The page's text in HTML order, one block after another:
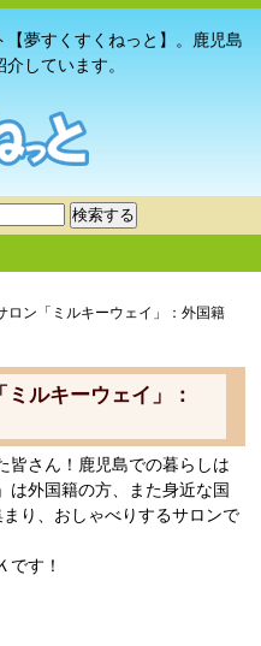
夢すくすくねっと】。鹿児島
しています。
検索する
ロン「ミルキーウェイ」：外国籍
ルキーウェイ」：
皆さん！鹿児島での暮らしは
は外国籍の方、また身近な国
り、おしゃべりするサロンで
です！